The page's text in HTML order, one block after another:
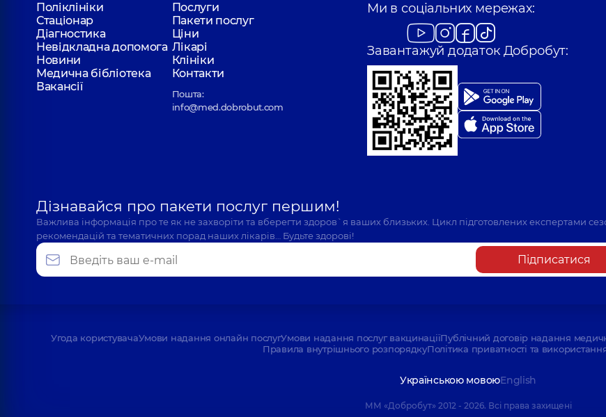
Поліклініки
Послуги
Стаціонар
Пакети послуг
Діагностика
Ціни
Невідкладна допомога Лікарі
Новини
Клініки
Медична бібліотека
Контакти
Вакансії
Пошта:
info@med.dobrobut.com
Ми в соціальних мережах:
Завантажуй додаток Добробут:
Дізнавайся про пакети послуг першим!
Важлива інформація про те як не захворіти та вберегти здоров`я ваших близьких. Цикл підготовлених експертами
рекомендацій та тематичних порад наших лікарів… Будьте здорові!
Підписатися
Угода користувачаУмови надання онлайн послугУмови надання послуг вакцинаціїПублічний договір надання
Правила внутрішнього розпорядкуПолітика приватності та
Українською мовоюEnglish
ММ «Добробут» 2012 - 2026. Всі права захищені